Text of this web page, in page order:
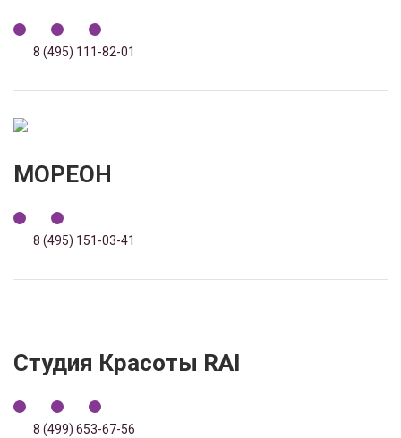
8 (495) 111-82-01
МОРЕОН
8 (495) 151-03-41
Студия Красоты RAI
8 (499) 653-67-56